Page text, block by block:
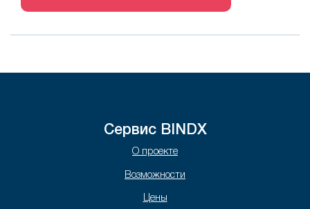
Сервис BINDX
О проекте
Возможности
Цены